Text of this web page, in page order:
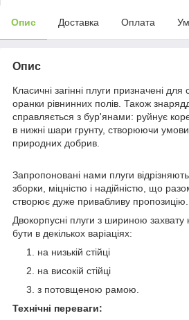
Опис Доставка Оплата
Опис
Класичні загінні плуги призначені для
оранки рівнинних полів. Також
справляється з бур'янами: руйнує
в нижні шари грунту, створюючи
природних добрив.
Запропоновані нами плуги
зборки, міцністю і надійністю, що
створює дуже привабливу пропозицію.
Двокорпусні плуги з шириною
бути в декількох варіаціях:
на низькій стійці
на високій стійці
з потовщеною рамою.
Технічні переваги: